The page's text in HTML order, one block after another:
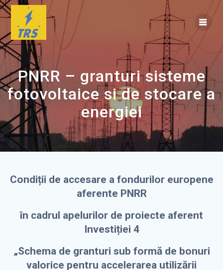
PNRR – granturi sisteme
fotovoltaice si de stocare a
energiei
Condiții de accesare a fondurilor europene
aferente PNRR
în cadrul apelurilor de proiecte aferent
Investiției 4
„Schema de granturi sub formă de bonuri
valorice pentru accelerarea utilizării